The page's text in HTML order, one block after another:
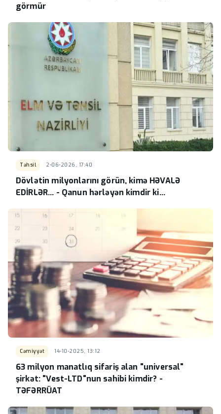
görmür
Təhsil 2-06-2026, 17:40
Dövlətin milyonlarını görün, kimə HƏVALƏ
EDİRLƏR... - Qanun hərləyən kimdir ki...
Cəmiyyət 14-10-2025, 13:12
63 milyon manatlıq sifariş alan "universal"
şirkət: "Vest-LTD"nun sahibi kimdir? -
TƏFƏRRÜAT